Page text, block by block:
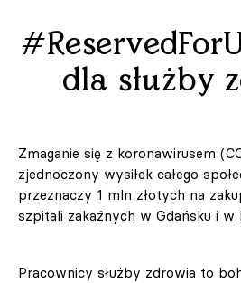
dla służby
Zmaganie się z koronawirusem
zjednoczony wysiłek całego
przeznaczy 1 mln złotych na
szpitali zakaźnych w Gdańsku i w
Pracownicy służby zdrowia to